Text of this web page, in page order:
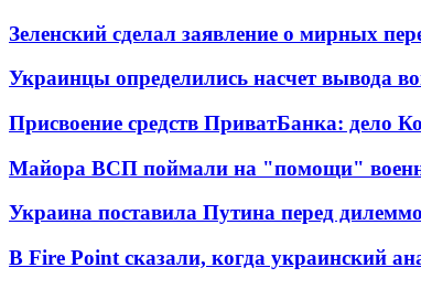
Зеленский сделал заявление о мирных
Украинцы определились насчет вывода
Присвоение средств ПриватБанка: дело
Майора ВСП поймали на "помощи"
Украина поставила Путина перед
В Fire Point сказали, когда украинский